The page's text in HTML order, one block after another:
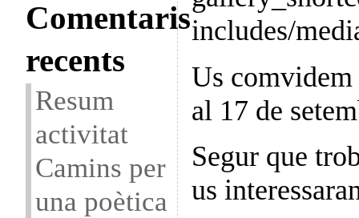
Comentaris
recents
Resum
activitat
Camins per
una poètica
includes/
Us
al 17 de
Segur que
us